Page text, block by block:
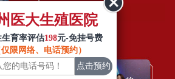
医大生殖医院
生育率评估198元-免挂号费
仅限网络、电话预约）